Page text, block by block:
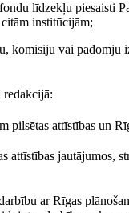
līdzekļu piesaisti
institūcijām;
komisiju vai padomju
redakcijā:
pilsētas attīstības un
attīstības jautājumos,
ar Rīgas